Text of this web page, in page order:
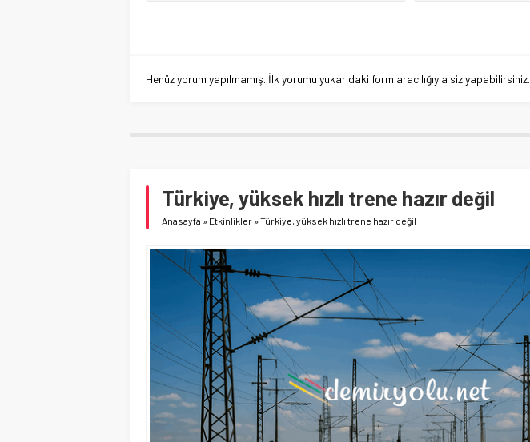
Henüz yorum yapılmamış. İlk yorumu yukarıdaki form aracılığıyla siz yapabilirsiniz.
Türkiye, yüksek hızlı trene hazır değil
Anasayfa » Etkinlikler »Türkiye, yüksek hızlı trene hazır değil